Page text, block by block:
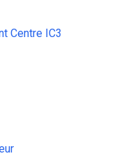
Centre IC3